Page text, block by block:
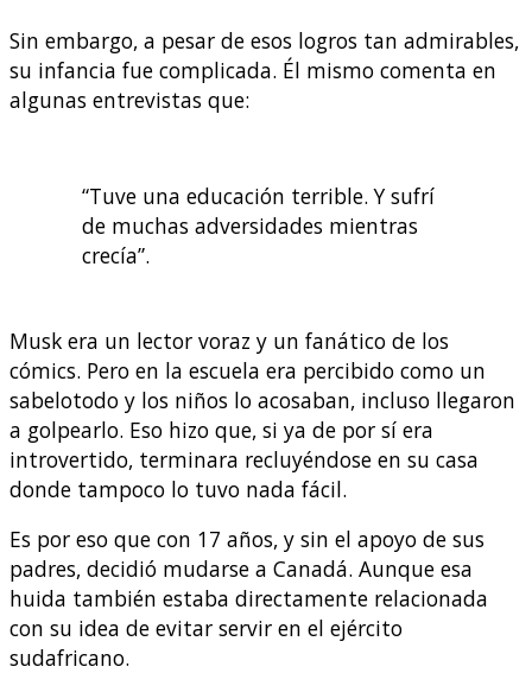
Sin embargo, a pesar de esos logros tan admirables,
su infancia fue complicada. Él mismo comenta en
algunas entrevistas que:
“Tuve una educación terrible. Y sufrí
de muchas adversidades mientras
crecía”.
Musk era un lector voraz y un fanático de los
cómics. Pero en la escuela era percibido como un
sabelotodo y los niños lo acosaban, incluso llegaron
a golpearlo. Eso hizo que, si ya de por sí era
introvertido, terminara recluyéndose en su casa
donde tampoco lo tuvo nada fácil.
Es por eso que con 17 años, y sin el apoyo de sus
padres, decidió mudarse a Canadá. Aunque esa
huida también estaba directamente relacionada
con su idea de evitar servir en el ejército
sudafricano.